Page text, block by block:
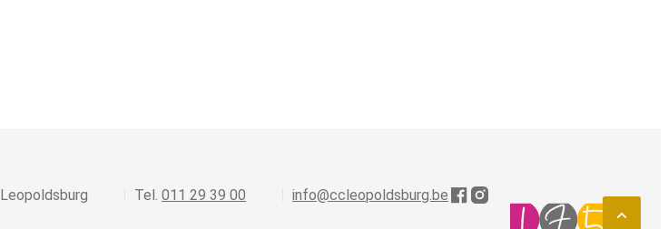
Leopoldsburg 011 29 39 00 info@ccleopoldsburg.be
Facebook
Instagram